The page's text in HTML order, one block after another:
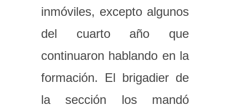
inmóviles, excepto algunos
del cuarto año que
continuaron hablando en la
formación. El brigadier de
la sección los mandó